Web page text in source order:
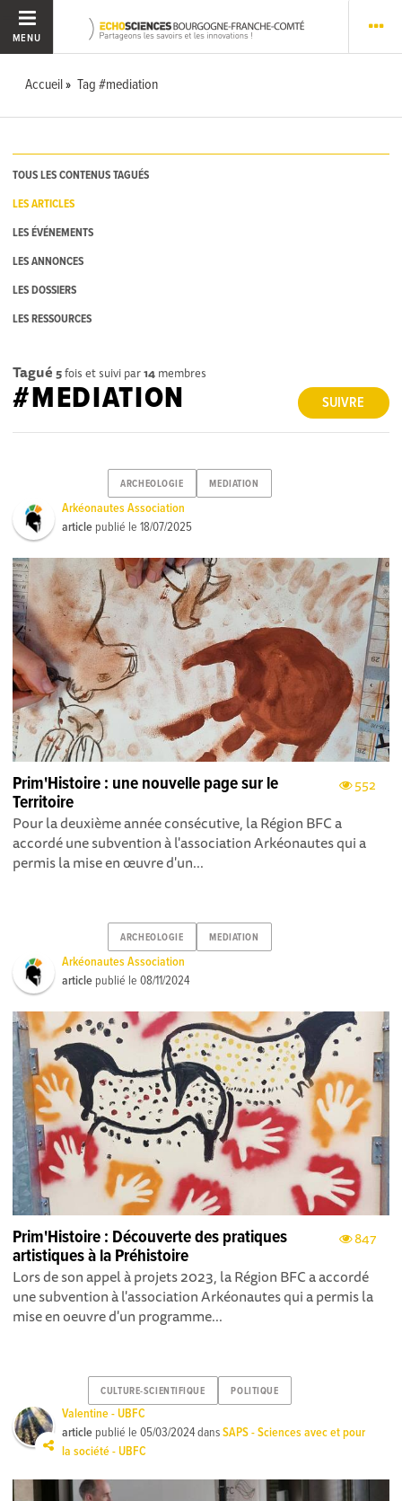
MENU
Accueil Tag #mediation
TOUS LES CONTENUS TAGUÉS
LES ARTICLES
LES ÉVÉNEMENTS
LES ANNONCES
LES DOSSIERS
LES RESSOURCES
Tagué 5fois et suivi par14 membres
SUIVRE
#MEDIATION
ARCHEOLOGIE MEDIATION
Arkéonautes Association
article publié le18/07/2025
552
Prim'Histoire : une nouvelle page sur le
Territoire
Pour la deuxième année consécutive, la Région BFC a
accordé une subvention à l'association Arkéonautes qui a
permis la mise en œuvre d'un...
ARCHEOLOGIE MEDIATION
Arkéonautes Association
article publié le08/11/2024
847
Prim'Histoire : Découverte des pratiques
artistiques à la Préhistoire
Lors de son appel à projets 2023, la Région BFC a accordé
une subvention à l'association Arkéonautes qui a permis la
mise en oeuvre d'un programme...
CULTURE-SCIENTIFIQUE POLITIQUE
Valentine - UBFC
article publié le05/03/2024dansSAPS - Sciences avec et pour
la société - UBFC